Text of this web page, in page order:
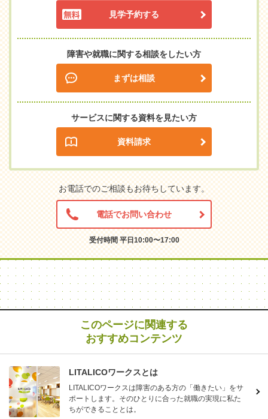
見学予約する
障害や就職に関する相談をしたい方
まずは相談
サービスに関する資料を見たい方
資料請求
お電話でのご相談もお待ちしています。
電話でお問い合わせ
受付時間 平日10:00〜17:00
このページに関連する
おすすめコンテンツ
LITALICOワークスとは
LITALICOワークスは障害のある方の「働きたい」をサ
ポートします。そのひとりに合った就職の実現に私た
ちができることとは。